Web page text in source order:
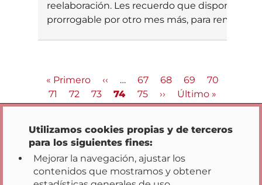
reelaboración. Les recuerdo que disponen
prorrogable por otro mes más, para remitir
Paginación
Primera
página
« Primero
Página
anterior
‹‹ … Página
67 Página
68 Página
69 Página
70
Página
71 Página
72 Página
73
Página
actual
74 Página
75
Siguiente
página
››
Última
página
Último »
Opciones de privacidad
Utilizamos cookies propias y de terceros
para los siguientes fines:
Mejorar la navegación, ajustar los
contenidos que mostramos y obtener